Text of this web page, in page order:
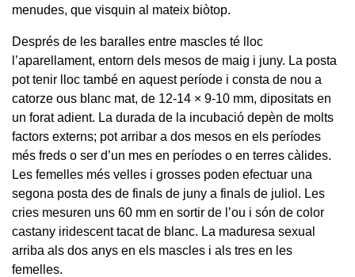
menudes, que visquin al mateix biòtop.
Després de les baralles entre mascles té lloc
l’aparellament, entorn dels mesos de maig i juny. La posta
pot tenir lloc també en aquest període i consta de nou a
catorze ous blanc mat, de 12-14 × 9-10 mm, dipositats en
un forat adient. La durada de la incubació depèn de molts
factors externs; pot arribar a dos mesos en els períodes
més freds o ser d’un mes en períodes o en terres càlides.
Les femelles més velles i grosses poden efectuar una
segona posta des de finals de juny a finals de juliol. Les
cries mesuren uns 60 mm en sortir de l’ou i són de color
castany iridescent tacat de blanc. La maduresa sexual
arriba als dos anys en els mascles i als tres en les
femelles.